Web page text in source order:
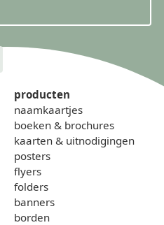
producten
naamkaartjes
boeken & brochures
kaarten & uitnodigingen
posters
flyers
folders
banners
borden